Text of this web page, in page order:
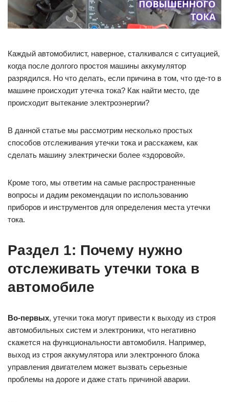
Каждый автомобилист, наверное, сталкивался с ситуацией,
когда после долгого простоя машины аккумулятор
разрядился. Но что делать, если причина в том, что где-то в
машине происходит утечка тока? Как найти место, где
происходит вытекание электроэнергии?
В данной статье мы рассмотрим несколько простых
способов отслеживания утечки тока и расскажем, как
сделать машину электрически более «здоровой».
Кроме того, мы ответим на самые распространенные
вопросы и дадим рекомендации по использованию
приборов и инструментов для определения места утечки
тока.
Раздел 1: Почему нужно
отслеживать утечки тока в
автомобиле
Во-первых, утечки тока могут привести к выходу из строя
автомобильных систем и электроники, что негативно
скажется на функциональности автомобиля. Например,
выход из строя аккумулятора или электронного блока
управления двигателем может вызвать серьезные
проблемы на дороге и даже стать причиной аварии.